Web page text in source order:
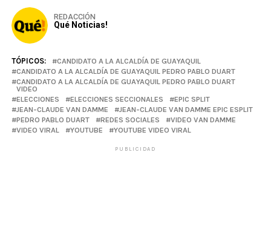
REDACCIÓN
Qué Noticias!
TÓPICOS:
CANDIDATO A LA ALCALDÍA DE GUAYAQUIL
CANDIDATO A LA ALCALDÍA DE GUAYAQUIL PEDRO PABLO DUART
CANDIDATO A LA ALCALDÍA DE GUAYAQUIL PEDRO PABLO DUART
VIDEO
ELECCIONES
ELECCIONES SECCIONALES
EPIC SPLIT
JEAN-CLAUDE VAN DAMME
JEAN-CLAUDE VAN DAMME EPIC ESPLIT
PEDRO PABLO DUART
REDES SOCIALES
VIDEO VAN DAMME
VIDEO VIRAL
YOUTUBE YOUTUBE VIDEO VIRAL
PUBLICIDAD